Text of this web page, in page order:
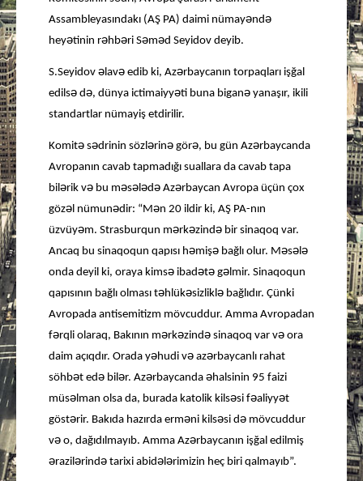
Assambleyasındakı (AŞ PA) daimi nümayəndə
heyətinin rəhbəri Səməd Seyidov deyib.
S.Seyidov əlavə edib ki, Azərbaycanın torpaqları işğal
edilsə də, dünya ictimaiyyəti buna biganə yanaşır, ikili
standartlar nümayiş etdirilir.
Komitə sədrinin sözlərinə görə, bu gün Azərbaycanda
Avropanın cavab tapmadığı suallara da cavab tapa
bilərik və bu məsələdə Azərbaycan Avropa üçün çox
gözəl nümunədir: “Mən 20 ildir ki, AŞ PA-nın
üzvüyəm. Strasburqun mərkəzində bir sinaqoq var.
Ancaq bu sinaqoqun qapısı həmişə bağlı olur. Məsələ
onda deyil ki, oraya kimsə ibadətə gəlmir. Sinaqoqun
qapısının bağlı olması təhlükəsizliklə bağlıdır. Çünki
Avropada antisemitizm mövcuddur. Amma Avropadan
fərqli olaraq, Bakının mərkəzində sinaqoq var və ora
daim açıqdır. Orada yəhudi və azərbaycanlı rahat
söhbət edə bilər. Azərbaycanda əhalsinin 95 faizi
müsəlman olsa da, burada katolik kilsəsi fəaliyyət
göstərir. Bakıda hazırda erməni kilsəsi də mövcuddur
və o, dağıdılmayıb. Amma Azərbaycanın işğal edilmiş
ərazilərində tarixi abidələrimizin heç biri qalmayıb”.